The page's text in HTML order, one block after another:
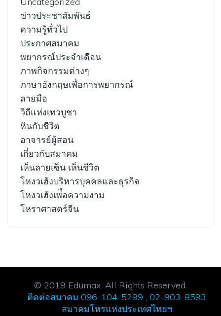
ข่าวประชาสัมพันธ์
ความรู้ทั่วไป
ประกาศสมาคม
พยากรณ์ประจำเดือน
ภาพกิจกรรมต่างๆ
ภาษาอังกฤษเพื่อการพยากรณ์
ลายมือ
วิถีแห่งเทวบูชา
หินกับชีวิต
อาจารย์ผู้สอน
เกี่ยวกับสมาคม
เห็นลายเซ็น เห็นชีวิต
โหงวเฮ้งบริหารบุคคลและธุรกิจ
โหงวเฮ้งเพ่ือความงาม
โหราศาสตร์จีน
© 2019 Edumax. All Rights Reserved.
ติดต่อสมาคม 096-104-5299 , 02-903-8593
สมาคมโหรแห่งประเทศไทยฯ